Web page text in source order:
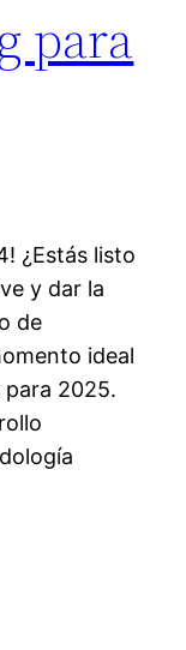
para
¿Estás listo
y dar la
de
ideal
para 2025.